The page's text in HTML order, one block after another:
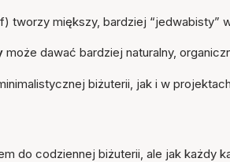
tworzy miększy, bardziej “jedwabisty”
może dawać bardziej naturalny,
biżuterii, jak i w
do codziennej biżuterii, ale jak każdy